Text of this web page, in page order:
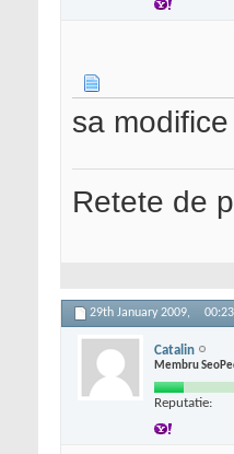
sa
Retete de
29th January 2009, 00:23
Catalin
Membru
Reputatie: